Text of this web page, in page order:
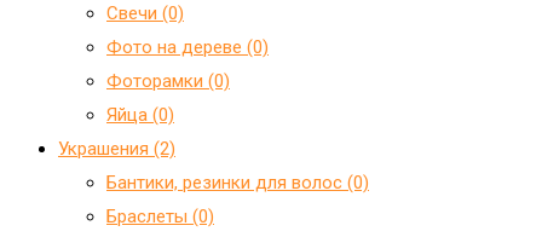
Свечи (0)
Фото на дереве (0)
Фоторамки (0)
Яйца (0)
Украшения (2)
Бантики, резинки для волос (0)
Браслеты (0)